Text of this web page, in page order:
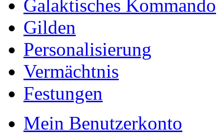
Galaktisches Kommando
Gilden
Personalisierung
Vermächtnis
Festungen
Mein Benutzerkonto